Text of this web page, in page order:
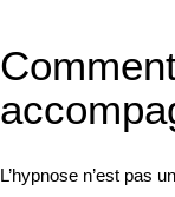
L’hypnose n’est pas